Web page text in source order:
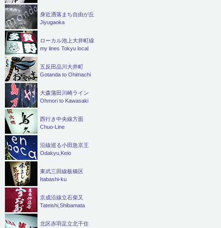
身近洒落まち自由が丘
Jiyugaoka
ローカル池上大井町線
my lines Tokyu local
五反田品川大井町
Gotanda to Ohimachi
大森蒲田川崎ライン
Ohmori to Kawasaki
西行き中央線方面
Chuo-Line
沿線巡る小田急京王
Odakyu,Keio
東武三田線板橋区
Itabashi-ku
京成沿線立石柴又
Tateishi,Shibamata
北区赤羽足立北千住